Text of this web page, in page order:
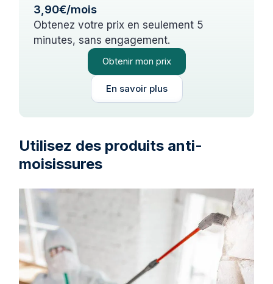
3,90€/mois
Obtenez votre prix en seulement 5
minutes, sans engagement.
Obtenir mon prix
En savoir plus
Utilisez des produits anti-
moisissures